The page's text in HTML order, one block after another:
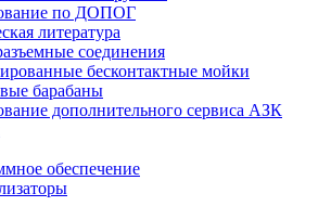
по ДОПОГ
литература
соединения
бесконтактные мойки
барабаны
дополнительного сервиса АЗК
обеспечение